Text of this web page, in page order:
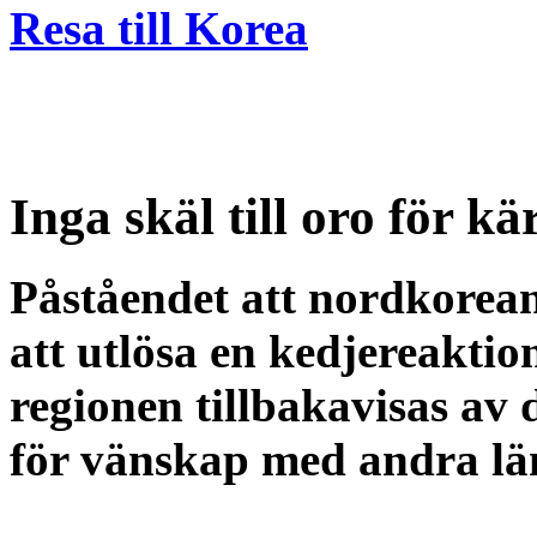
Resa till Korea
Inga skäl till oro för
Påståendet att
att utlösa en
regionen tillbakavisas av
för vänskap med andra